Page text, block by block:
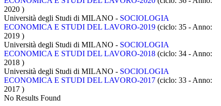
2020 )
Università degli Studi di MILANO - SOCIOLOGIA
ECONOMICA E STUDI DEL LAVORO-2019 (ciclo: 35 - Anno:
2019 )
Università degli Studi di MILANO - SOCIOLOGIA
ECONOMICA E STUDI DEL LAVORO-2018 (ciclo: 34 - Anno:
2018 )
Università degli Studi di MILANO - SOCIOLOGIA
ECONOMICA E STUDI DEL LAVORO-2017 (ciclo: 33 - Anno:
2017 )
No Results Found